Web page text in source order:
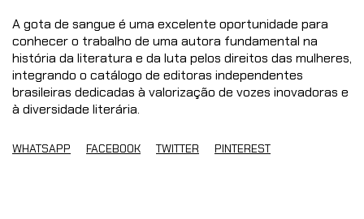
A gota de sangue é uma excelente oportunidade para
conhecer o trabalho de uma autora fundamental na
história da literatura e da luta pelos direitos das mulheres,
integrando o catálogo de editoras independentes
brasileiras dedicadas à valorização de vozes inovadoras e
à diversidade literária.
WHATSAPP FACEBOOK TWITTER PINTEREST